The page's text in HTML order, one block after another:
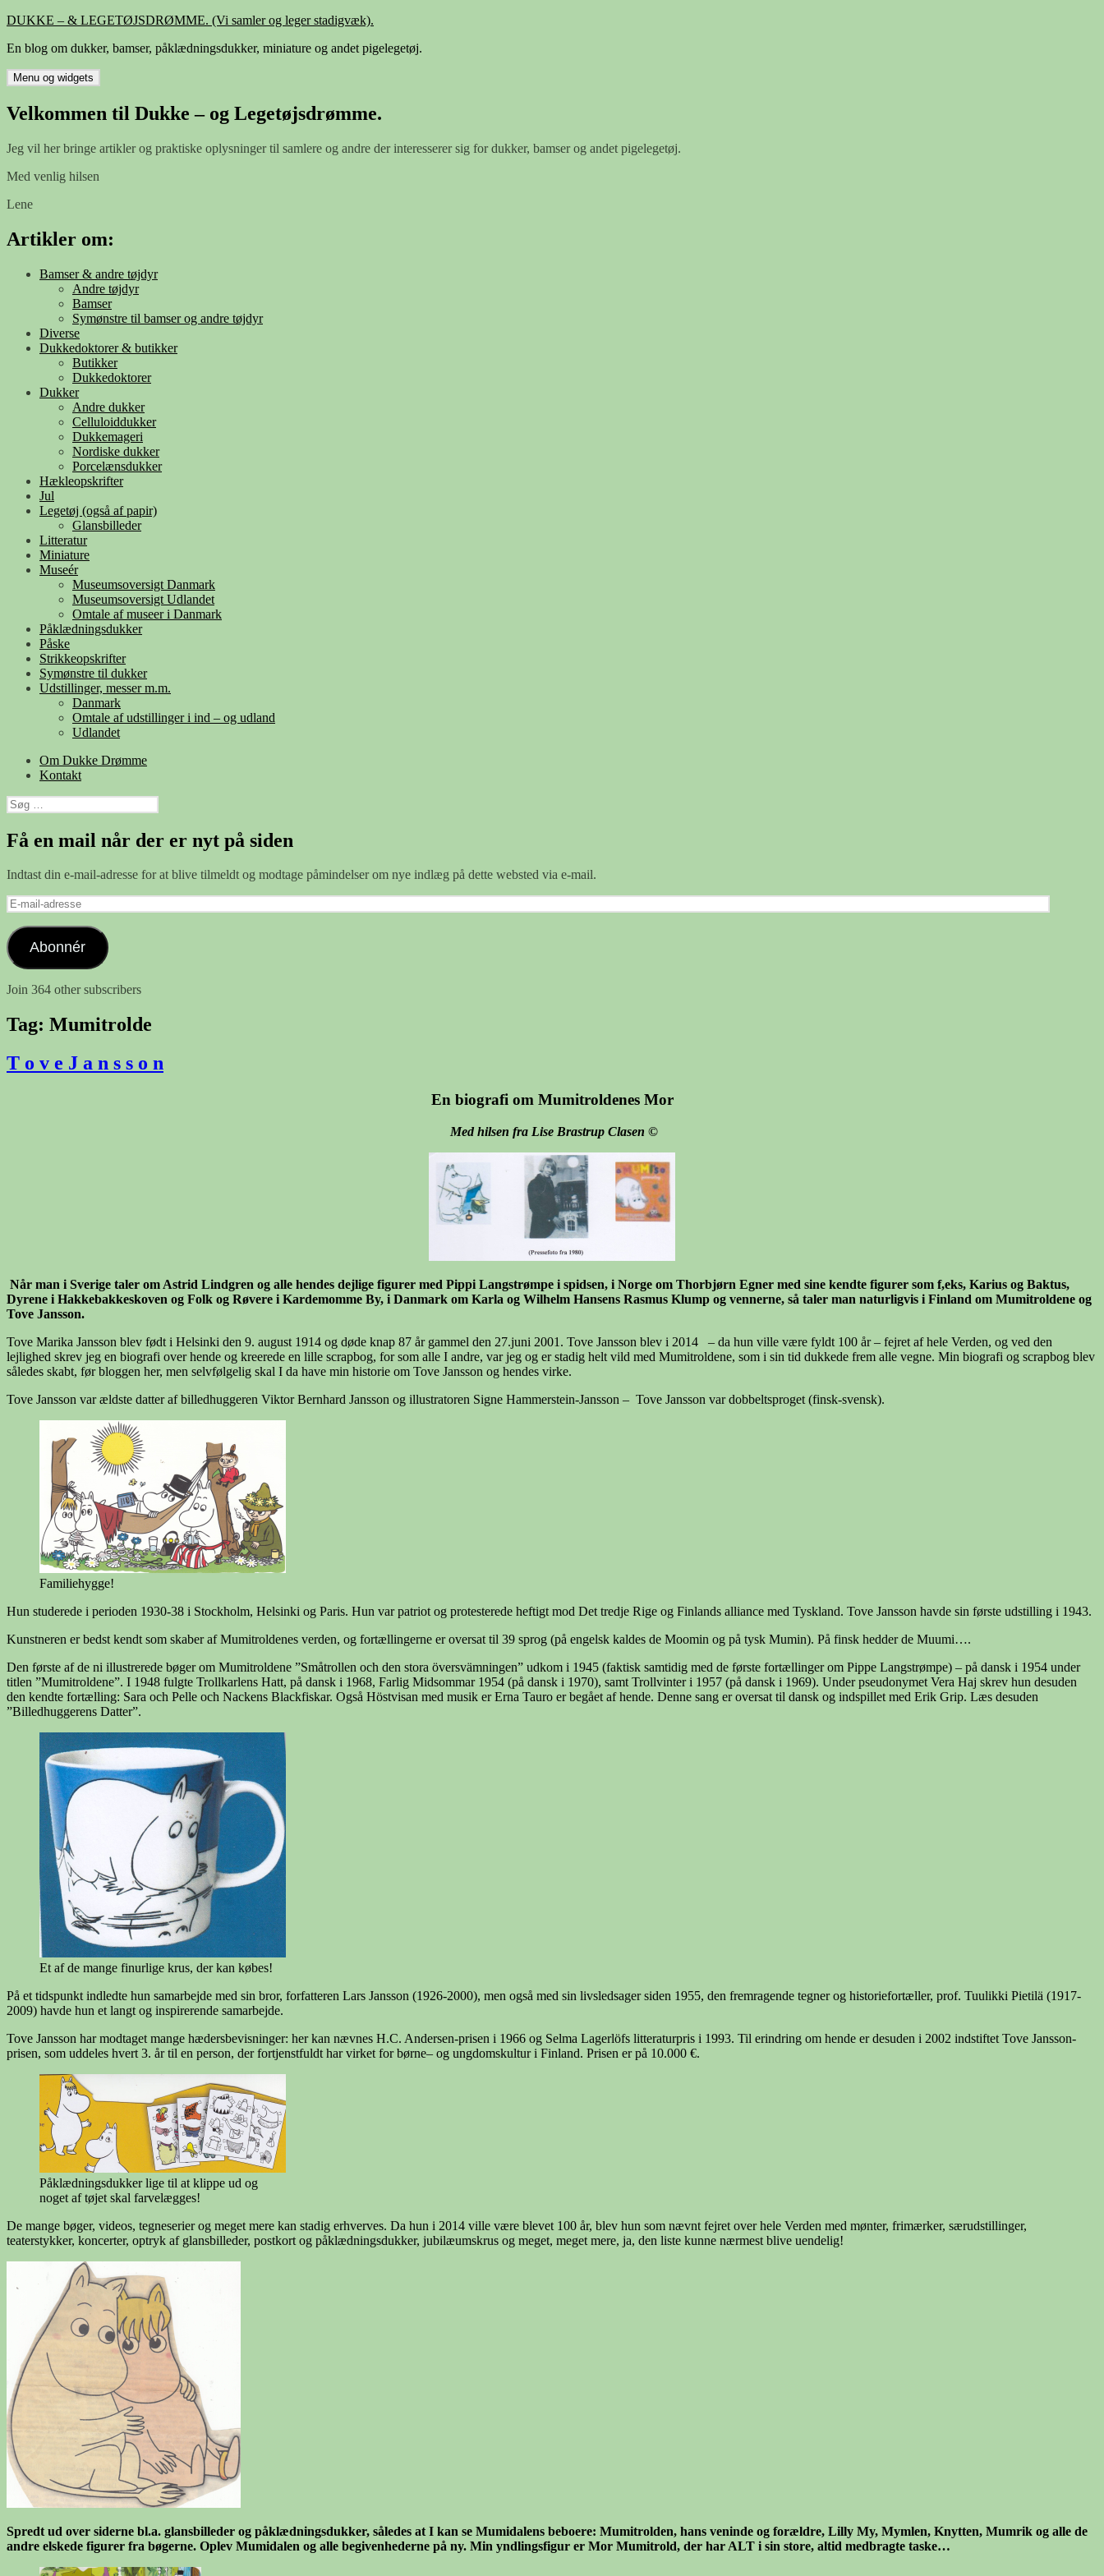
Hop
indhold
DUKKE – & LEGETØJSDRØMME. (Vi samler og leger stadigvæk).
En blog om dukker, bamser, påklædningsdukker, miniature og andet pigelegetøj.
Menu og widgets
Velkommen til Dukke – og Legetøjsdrømme.
Jeg vil her bringe artikler og praktiske oplysninger til samlere og andre der interesserer sig for dukker, bamser og andet pigelegetøj.
Med venlig hilsen
Lene
Artikler om:
Bamser & andre tøjdyr
Andre tøjdyr
Bamser
Symønstre til bamser og andre tøjdyr
Diverse
Dukkedoktorer & butikker
Butikker
Dukkedoktorer
Dukker
Andre dukker
Celluloiddukker
Dukkemageri
Nordiske dukker
Porcelænsdukker
Hækleopskrifter
Jul
Legetøj (også af papir)
Glansbilleder
Litteratur
Miniature
Museér
Museumsoversigt Danmark
Museumsoversigt Udlandet
Omtale af museer i Danmark
Påklædningsdukker
Påske
Strikkeopskrifter
Symønstre til dukker
Udstillinger, messer m.m.
Danmark
Omtale af udstillinger i ind – og udland
Udlandet
Om Dukke Drømme
Kontakt
Søg
efter:
Få en mail når der er nyt på siden
Indtast din e-mail-adresse for at blive tilmeldt og modtage påmindelser om nye indlæg på dette websted via e-mail.
E-
mail-
adresse
Abonnér
Join 364 other subscribers
Tag: Mumitrolde
T o v e J a n s s o n
En biografi om Mumitroldenes Mor
Med hilsen fra Lise Brastrup Clasen ©
Når man i Sverige taler om Astrid Lindgren og alle hendes dejlige figurer med Pippi Langstrømpe i spidsen, i Norge om Thorbjørn Egner med sine kendte figurer som f,eks, Karius og Baktus,
Dyrene i Hakkebakkeskoven og Folk og Røvere i Kardemomme By, i Danmark om Karla og Wilhelm Hansens Rasmus Klump og vennerne, så taler man naturligvis i Finland om Mumitroldene og
Tove Jansson.
Tove Marika Jansson blev født i Helsinki den 9. august 1914 og døde knap 87 år gammel den 27.juni 2001. Tove Jansson blev i 2014 – da hun ville være fyldt 100 år – fejret af hele Verden, og ved den
lejlighed skrev jeg en biografi over hende og kreerede en lille scrapbog, for som alle I andre, var jeg og er stadig helt vild med Mumitroldene, som i sin tid dukkede frem alle vegne. Min biografi og scrapbog blev
således skabt, før bloggen her, men selvfølgelig skal I da have min historie om Tove Jansson og hendes virke.
Tove Jansson var ældste datter af billedhuggeren Viktor Bernhard Jansson og illustratoren Signe Hammerstein-Jansson – Tove Jansson var dobbeltsproget (finsk-svensk).
Familiehygge!
Hun studerede i perioden 1930-38 i Stockholm, Helsinki og Paris. Hun var patriot og protesterede heftigt mod Det tredje Rige og Finlands alliance med Tyskland. Tove Jansson havde sin første udstilling i 1943.
Kunstneren er bedst kendt som skaber af Mumitroldenes verden, og fortællingerne er oversat til 39 sprog (på engelsk kaldes de Moomin og på tysk Mumin). På finsk hedder de Muumi….
Den første af de ni illustrerede bøger om Mumitroldene ”Småtrollen och den stora översvämningen” udkom i 1945 (faktisk samtidig med de første fortællinger om Pippe Langstrømpe) – på dansk i 1954 under
titlen ”Mumitroldene”. I 1948 fulgte Trollkarlens Hatt, på dansk i 1968, Farlig Midsommar 1954 (på dansk i 1970), samt Trollvinter i 1957 (på dansk i 1969). Under pseudonymet Vera Haj skrev hun desuden
den kendte fortælling: Sara och Pelle och Nackens Blackfiskar. Også Höstvisan med musik er Erna Tauro er begået af hende. Denne sang er oversat til dansk og indspillet med Erik Grip. Læs desuden
”Billedhuggerens Datter”.
Et af de mange finurlige krus, der kan købes!
På et tidspunkt indledte hun samarbejde med sin bror, forfatteren Lars Jansson (1926-2000), men også med sin livsledsager siden 1955, den fremragende tegner og historiefortæller, prof. Tuulikki Pietilä (1917-
2009) havde hun et langt og inspirerende samarbejde.
Tove Jansson har modtaget mange hædersbevisninger: her kan nævnes H.C. Andersen-prisen i 1966 og Selma Lagerlöfs litteraturpris i 1993. Til erindring om hende er desuden i 2002 indstiftet Tove Jansson-
prisen, som uddeles hvert 3. år til en person, der fortjenstfuldt har virket for børne– og ungdomskultur i Finland. Prisen er på 10.000 €.
Påklædningsdukker lige til at klippe ud og
noget af tøjet skal farvelægges!
De mange bøger, videos, tegneserier og meget mere kan stadig erhverves. Da hun i 2014 ville være blevet 100 år, blev hun som nævnt fejret over hele Verden med mønter, frimærker, særudstillinger,
teaterstykker, koncerter, optryk af glansbilleder, postkort og påklædningsdukker, jubilæumskrus og meget, meget mere, ja, den liste kunne nærmest blive uendelig!
Spredt ud over siderne bl.a. glansbilleder og påklædningsdukker, således at I kan se Mumidalens beboere: Mumitrolden, hans veninde og forældre, Lilly My, Mymlen, Knytten, Mumrik og alle de
andre elskede figurer fra bøgerne. Oplev Mumidalen og alle begivenhederne på ny. Min yndlingsfigur er Mor Mumitrold, der har ALT i sin store, altid medbragte taske…